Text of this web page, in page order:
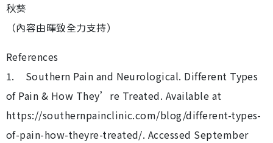
秋葵
（內容由暉致全力支持）
References
1. Southern Pain and Neurological. Different Types
of Pain & How They’re Treated. Available at
https://southernpainclinic.com/blog/different-types-
of-pain-how-theyre-treated/. Accessed September